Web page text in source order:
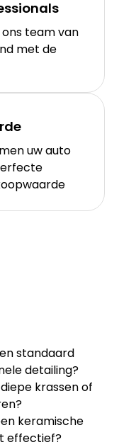
ons team van
met de
uw auto
standaard
detailing?
krassen of
keramische
effectief?